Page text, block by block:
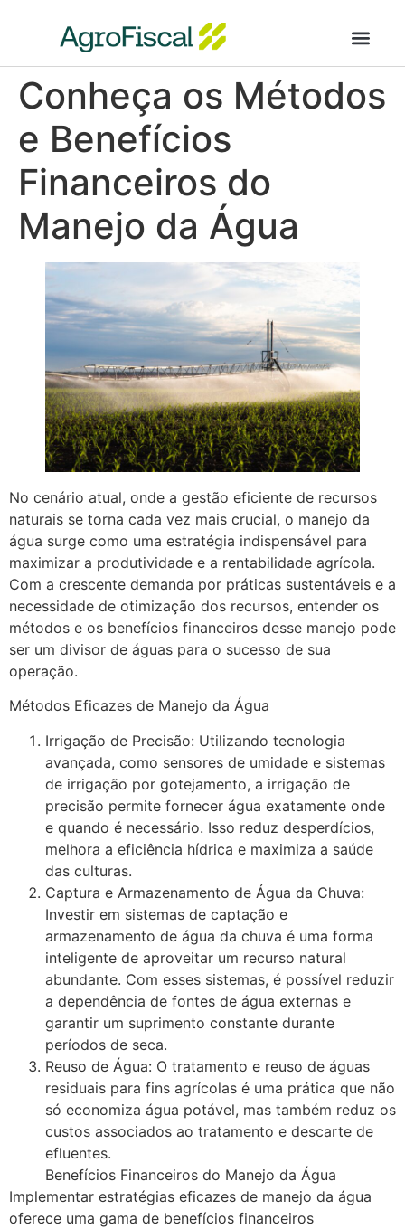
Conheça os Métodos
e Benefícios
Financeiros do
Manejo da Água
No cenário atual, onde a gestão eficiente de recursos
naturais se torna cada vez mais crucial, o manejo da
água surge como uma estratégia indispensável para
maximizar a produtividade e a rentabilidade agrícola.
Com a crescente demanda por práticas sustentáveis e a
necessidade de otimização dos recursos, entender os
métodos e os benefícios financeiros desse manejo pode
ser um divisor de águas para o sucesso de sua
operação.
Métodos Eficazes de Manejo da Água
Irrigação de Precisão: Utilizando tecnologia
avançada, como sensores de umidade e sistemas
de irrigação por gotejamento, a irrigação de
precisão permite fornecer água exatamente onde
e quando é necessário. Isso reduz desperdícios,
melhora a eficiência hídrica e maximiza a saúde
das culturas.
Captura e Armazenamento de Água da Chuva:
Investir em sistemas de captação e
armazenamento de água da chuva é uma forma
inteligente de aproveitar um recurso natural
abundante. Com esses sistemas, é possível reduzir
a dependência de fontes de água externas e
garantir um suprimento constante durante
períodos de seca.
Reuso de Água: O tratamento e reuso de águas
residuais para fins agrícolas é uma prática que não
só economiza água potável, mas também reduz os
custos associados ao tratamento e descarte de
efluentes.
Benefícios Financeiros do Manejo da Água
Implementar estratégias eficazes de manejo da água
oferece uma gama de benefícios financeiros